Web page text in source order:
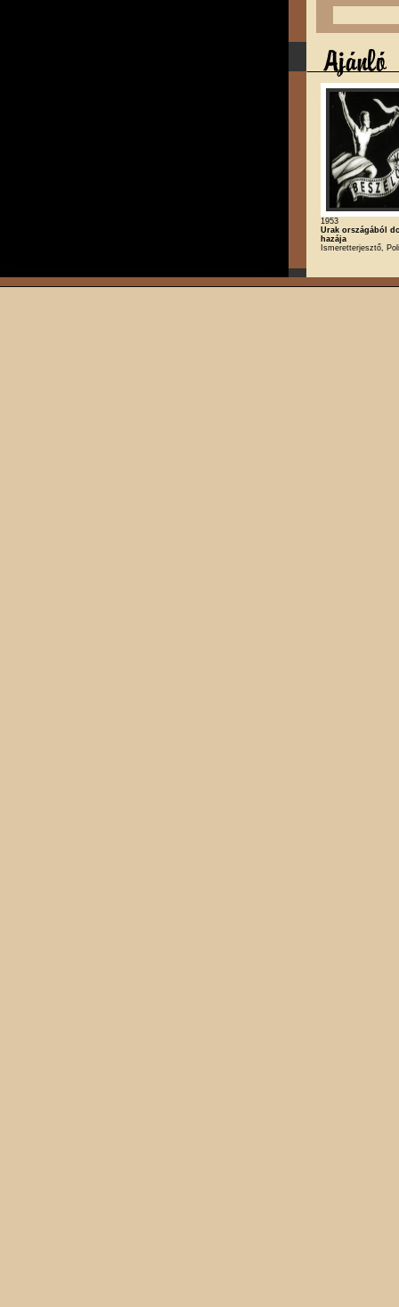
1953
Urak országából
hazája
Ismeretterjesztő,